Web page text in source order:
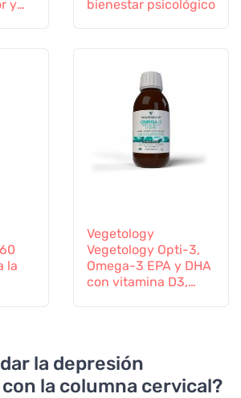
y
bienestar psicológico
la
Vegetology
Vegetology Opti-3,
Omega-3 EPA y DHA
con vitamina D3,
la depresión
la columna cervical?